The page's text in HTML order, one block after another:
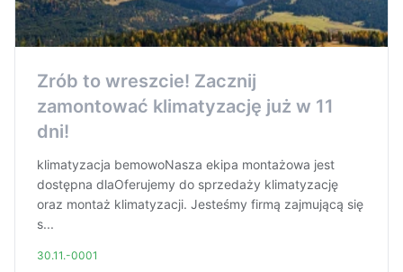
Zrób to wreszcie! Zacznij
zamontować klimatyzację już w 11
dni!
klimatyzacja bemowoNasza ekipa montażowa jest
dostępna dlaOferujemy do sprzedaży klimatyzację
oraz montaż klimatyzacji. Jesteśmy firmą zajmującą się
s...
30.11.-0001